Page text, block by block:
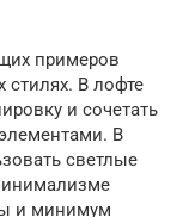
примеров
стилях. В лофте
и сочетать
В
светлые
и минимум